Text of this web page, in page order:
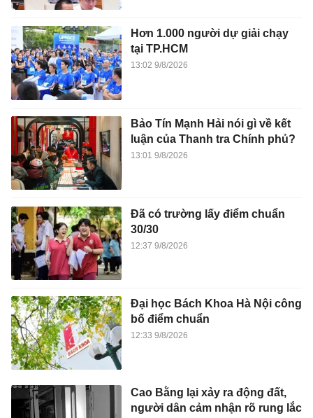
Hơn 1.000 người dự giải chạy
tại TP.HCM
13:02 9/8/2026
Bảo Tín Mạnh Hải nói gì về kết
luận của Thanh tra Chính phủ?
13:01 9/8/2026
Đã có trường lấy điểm chuẩn
30/30
12:37 9/8/2026
Đại học Bách Khoa Hà Nội công
bố điểm chuẩn
12:33 9/8/2026
Cao Bằng lại xảy ra động đất,
người dân cảm nhận rõ rung lắc